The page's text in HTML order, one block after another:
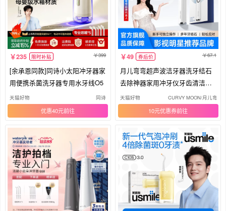
235 限时补贴 399
[余承恩同款]同诗小太阳冲牙器家
用便携杀菌洗牙器专用水牙线O5
天猫好物 同诗
优惠40元
49 券后价 67.1
月儿弯弯超声波洁牙器洗牙结石
去除神器家用冲牙仪牙齿清洁除
牙垢
天猫好物 CURVY MOON/月儿弯弯
10元优惠券